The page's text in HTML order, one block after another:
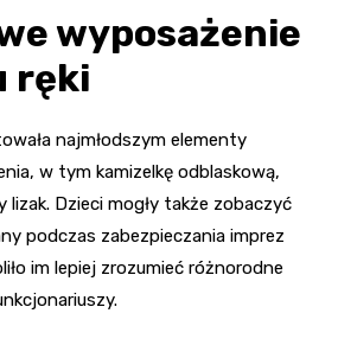
wyposażenie
ręki
najmłodszym elementy
w tym kamizelkę odblaskową,
lizak. Dzieci mogły także zobaczyć
podczas zabezpieczania imprez
im lepiej zrozumieć różnorodne